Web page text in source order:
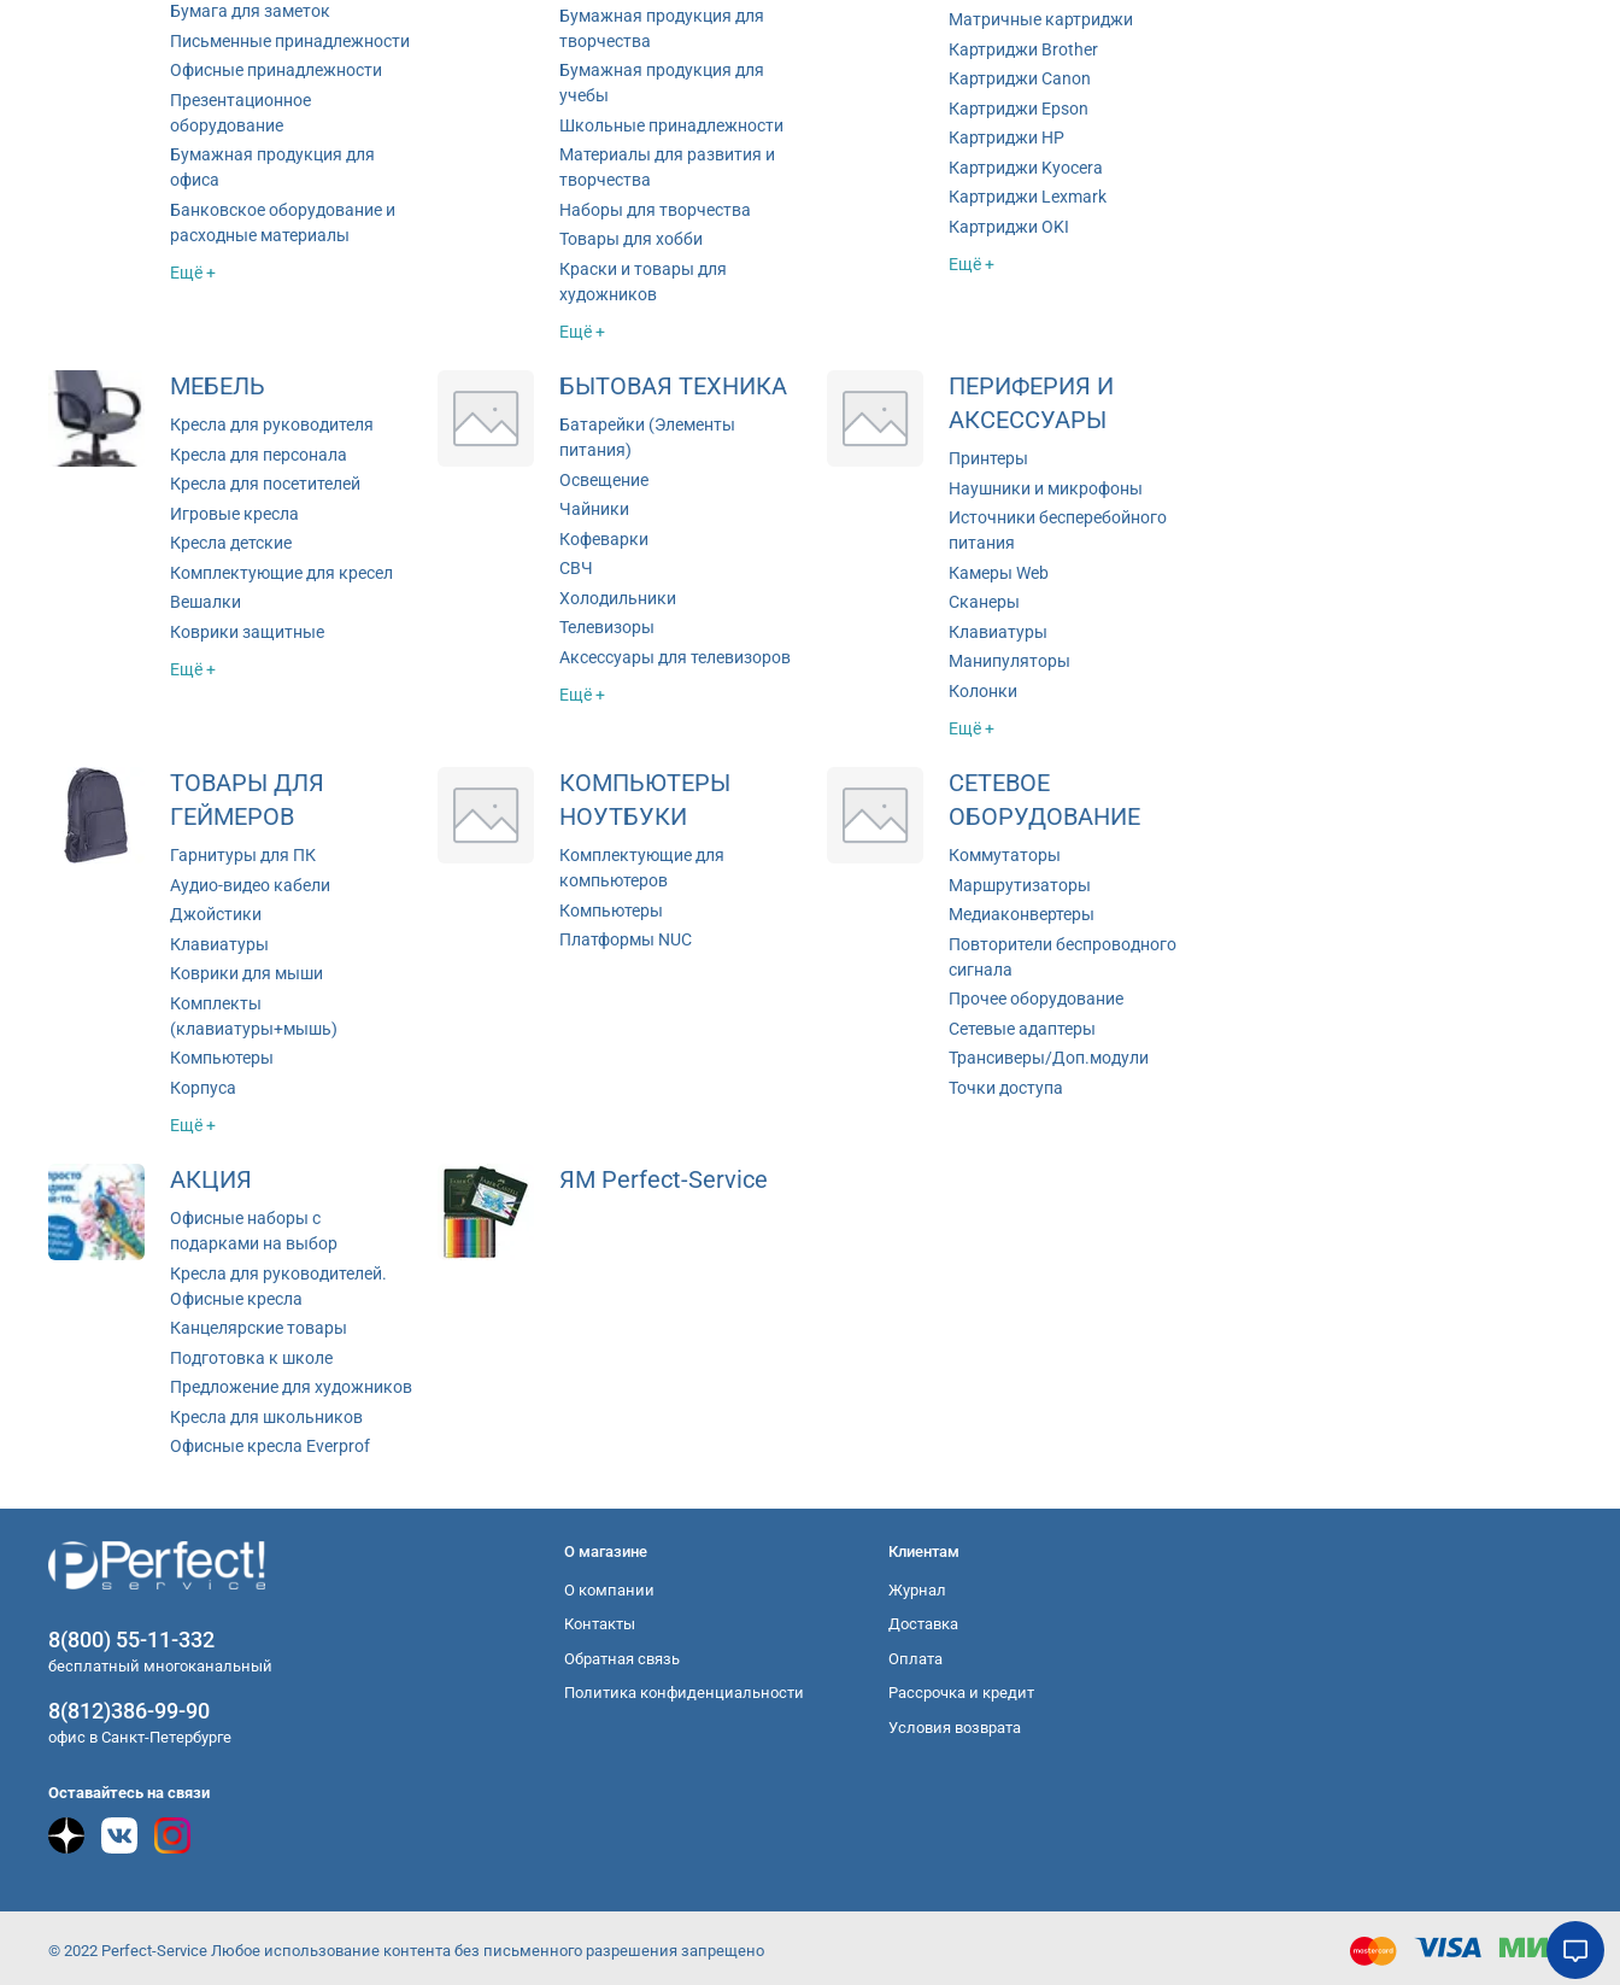
Бумага для заметок
Письменные принадлежности
Офисные принадлежности
Презентационное
оборудование
Бумажная продукция для
офиса
Банковское оборудование и
расходные материалы
Ещё +
Бумажная продукция для
творчества
Бумажная продукция для
учебы
Школьные принадлежности
Материалы для развития и
творчества
Наборы для творчества
Товары для хобби
Краски и товары для
художников
Ещё +
Матричные картриджи
Картриджи Brother
Картриджи Canon
Картриджи Epson
Картриджи HP
Картриджи Kyocera
Картриджи Lexmark
Картриджи OKI
Ещё +
МЕБЕЛЬ
Кресла для руководителя
Кресла для персонала
Кресла для посетителей
Игровые кресла
Кресла детские
Комплектующие для кресел
Вешалки
Коврики защитные
Ещё +
БЫТОВАЯ ТЕХНИКА
Батарейки (Элементы
питания)
Освещение
Чайники
Кофеварки
СВЧ
Холодильники
Телевизоры
Аксессуары для телевизоров
Ещё +
ПЕРИФЕРИЯ И
АКСЕССУАРЫ
Принтеры
Наушники и микрофоны
Источники бесперебойного
питания
Камеры Web
Сканеры
Клавиатуры
Манипуляторы
Колонки
Ещё +
ТОВАРЫ ДЛЯ
ГЕЙМЕРОВ
Гарнитуры для ПК
Аудио-видео кабели
Джойстики
Клавиатуры
Коврики для мыши
Комплекты
(клавиатуры+мышь)
Компьютеры
Корпуса
Ещё +
КОМПЬЮТЕРЫ
НОУТБУКИ
Комплектующие для
компьютеров
Компьютеры
Платформы NUC
СЕТЕВОЕ
ОБОРУДОВАНИЕ
Коммутаторы
Маршрутизаторы
Медиаконвертеры
Повторители беспроводного
сигнала
Прочее оборудование
Сетевые адаптеры
Трансиверы/Доп.модули
Точки доступа
АКЦИЯ
Офисные наборы с
подарками на выбор
Кресла для руководителей.
Офисные кресла
Канцелярские товары
Подготовка к школе
Предложение для художников
Кресла для школьников
Офисные кресла Everprof
ЯМ Perfect-Service
О магазине
О компании
Контакты
Обратная связь
Политика конфиденциальности
Клиентам
Журнал
Доставка
Оплата
Рассрочка и кредит
Условия возврата
8(800) 55-11-332
бесплатный многоканальный
8(812)386-99-90
офис в Санкт-Петербурге
Оставайтесь на связи
© 2022 Perfect-Service Любое использование контента без письменного разрешения запрещено